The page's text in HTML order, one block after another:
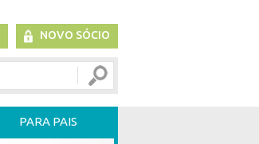
NOVO SÓCIO
PARA PAIS